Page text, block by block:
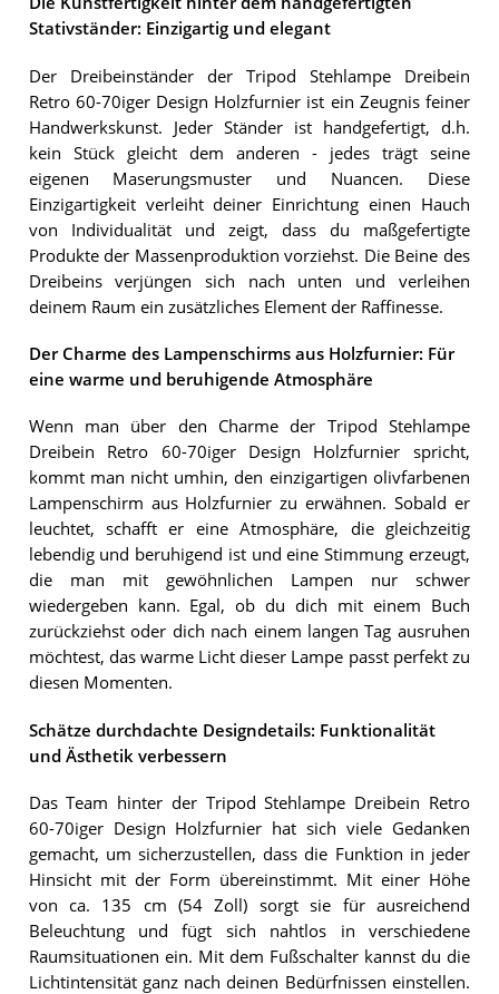
Stativständer: Einzigartig und elegant
Der Dreibeinständer der Tripod Stehlampe Dreibein
Retro 60-70iger Design Holzfurnier ist ein Zeugnis feiner
Handwerkskunst. Jeder Ständer ist handgefertigt, d.h.
kein Stück gleicht dem anderen - jedes trägt seine
eigenen Maserungsmuster und Nuancen. Diese
Einzigartigkeit verleiht deiner Einrichtung einen Hauch
von Individualität und zeigt, dass du maßgefertigte
Produkte der Massenproduktion vorziehst. Die Beine des
Dreibeins verjüngen sich nach unten und verleihen
deinem Raum ein zusätzliches Element der Raffinesse.
Der Charme des Lampenschirms aus Holzfurnier: Für
eine warme und beruhigende Atmosphäre
Wenn man über den Charme der Tripod Stehlampe
Dreibein Retro 60-70iger Design Holzfurnier spricht,
kommt man nicht umhin, den einzigartigen olivfarbenen
Lampenschirm aus Holzfurnier zu erwähnen. Sobald er
leuchtet, schafft er eine Atmosphäre, die gleichzeitig
lebendig und beruhigend ist und eine Stimmung erzeugt,
die man mit gewöhnlichen Lampen nur schwer
wiedergeben kann. Egal, ob du dich mit einem Buch
zurückziehst oder dich nach einem langen Tag ausruhen
möchtest, das warme Licht dieser Lampe passt perfekt zu
diesen Momenten.
Schätze durchdachte Designdetails: Funktionalität
und Ästhetik verbessern
Das Team hinter der Tripod Stehlampe Dreibein Retro
60-70iger Design Holzfurnier hat sich viele Gedanken
gemacht, um sicherzustellen, dass die Funktion in jeder
Hinsicht mit der Form übereinstimmt. Mit einer Höhe
von ca. 135 cm (54 Zoll) sorgt sie für ausreichend
Beleuchtung und fügt sich nahtlos in verschiedene
Raumsituationen ein. Mit dem Fußschalter kannst du die
Lichtintensität ganz nach deinen Bedürfnissen einstellen.